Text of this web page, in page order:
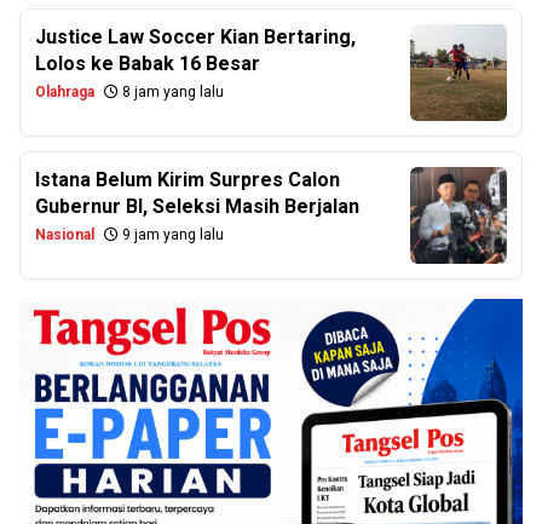
Justice Law Soccer Kian Bertaring,
Lolos ke Babak 16 Besar
Olahraga 8 jam yang lalu
Istana Belum Kirim Surpres Calon
Gubernur BI, Seleksi Masih Berjalan
Nasional 9 jam yang lalu